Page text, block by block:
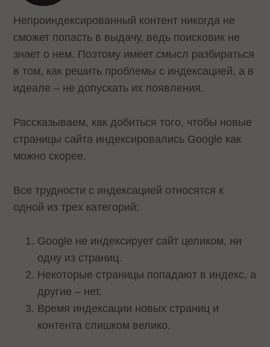
Непроиндексированный контент никогда не
сможет попасть в выдачу, ведь поисковик не
знает о нем. Поэтому имеет смысл разбираться
в том, как решить проблемы с индексацией, а в
идеале – не допускать их появления.
Рассказываем, как добиться того, чтобы новые
страницы сайта индексировались Google как
можно скорее.
Все трудности с индексацией относятся к
одной из трех категорий:
Google не индексирует сайт целиком, ни
одну из страниц.
Некоторые страницы попадают в индекс, а
другие – нет.
Время индексации новых страниц и
контента слишком велико.